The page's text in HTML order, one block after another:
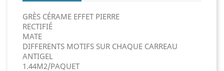
GRÈS CÉRAME EFFET PIERRE
RECTIFIÉ
MATE
DIFFERENTS MOTIFS SUR CHAQUE CARREAU
ANTIGEL
1.44M2/PAQUET